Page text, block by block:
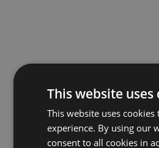
This website uses
This website uses
experience. By using our
consent to all cookies in